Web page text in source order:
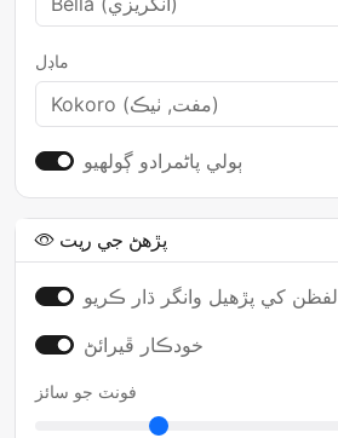
ماڊل
ٻولي پاڻمرادو ڳولهيو
پڙهڻ جي ريت
لفظن کي پڙھيل وانگر ڌار ڪريو
خودڪار ڦيرائڻ
فونٽ جو سائز